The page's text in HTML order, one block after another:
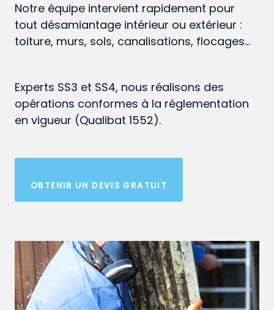
Notre équipe intervient rapidement pour
tout désamiantage intérieur ou extérieur :
toiture, murs, sols, canalisations, flocages…
Experts SS3 et SS4, nous réalisons des
opérations conformes à la réglementation
en vigueur (Qualibat 1552).
OBTENIR UN DEVIS GRATUIT